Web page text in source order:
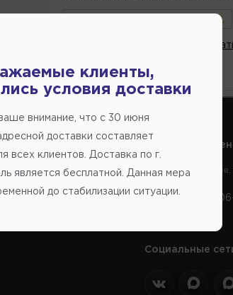
ожидается
на отечественные авто
5
Справочный
Заказ шин,
+7(978) 206-
Социальные
клиенты,
условия доставки
внимание, что c 30 июня
доставки составляет
всех клиентов. Доставка по г.
является бесплатной. Данная мера
до стабилизации ситуации.